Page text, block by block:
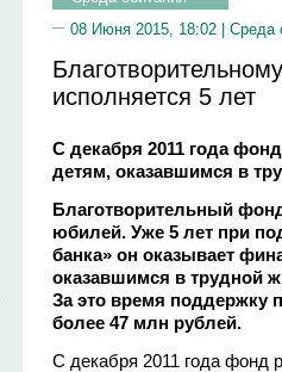
08 Июня 2015, 18:02 | Среда
исполняется 5 лет
С декабря 2011 года
детям, оказавшимся в
Благотворительный
юбилей. Уже 5 лет при
банка» он оказывает
оказавшимся в трудной
За это время поддержку
более 47 млн рублей.
С декабря 2011 года фонд